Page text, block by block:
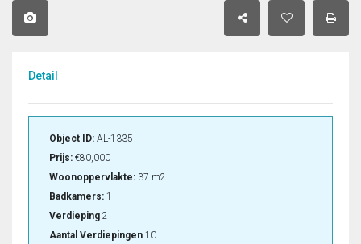
Detail
Object ID: AL-1335
Prijs: €80,000
Woonoppervlakte: 37 m2
Badkamers: 1
Verdieping 2
Aantal Verdiepingen 10